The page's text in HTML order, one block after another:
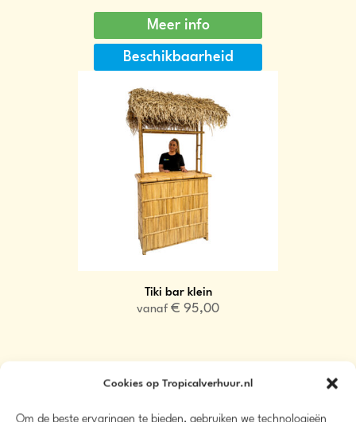
Cookies op Tropicalverhuur.nl
Om de beste ervaringen te bieden, gebruiken we technologieën
Meer info
Beschikbaarheid
Tiki bar klein
vanaf € 95,00
Meer info
Beschikbaarheid